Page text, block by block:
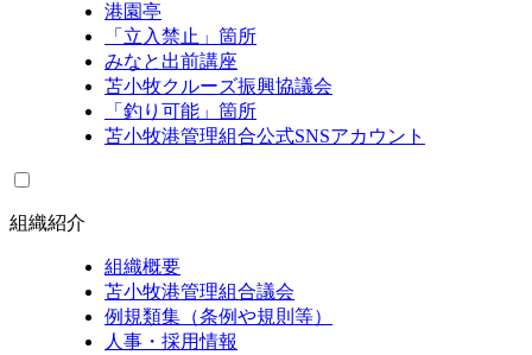
港園亭
「立入禁止」箇所
みなと出前講座
苫小牧クルーズ振興協議会
「釣り可能」箇所
苫小牧港管理組合公式SNSアカウント
組織紹介
組織概要
苫小牧港管理組合議会
例規類集（条例や規則等）
人事・採用情報